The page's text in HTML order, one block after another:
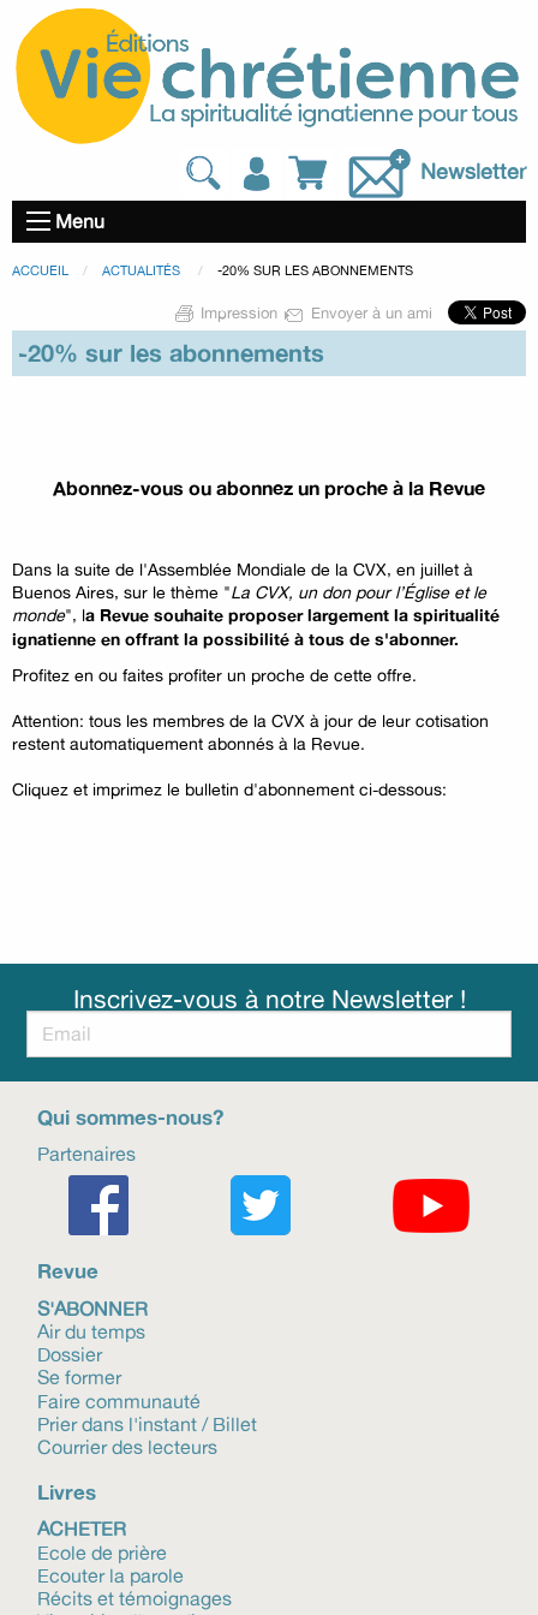
Newsletter
Menu
ACCUEIL ACTUALITÉS -20% SUR LES ABONNEMENTS
Impression Envoyer à un ami
-20% sur les abonnements
Abonnez-vous ou abonnez un proche à la Revue
Dans la suite de l'Assemblée Mondiale de la CVX, en juillet à
Buenos Aires, sur le thème "La CVX, un don pour l’Église et le
monde", la Revue souhaite proposer largement la spiritualité
ignatienne en offrant la possibilité à tous de s'abonner.
Profitez en ou faites profiter un proche de cette offre.
Attention: tous les membres de la CVX à jour de leur cotisation
restent automatiquement abonnés à la Revue.
Cliquez et imprimez le bulletin d'abonnement ci-dessous:
Inscrivez-vous à notre Newsletter !
Qui sommes-nous?
Partenaires
Revue
S'ABONNER
Air du temps
Dossier
Se former
Faire communauté
Prier dans l'instant / Billet
Courrier des lecteurs
Livres
ACHETER
Ecole de prière
Ecouter la parole
Récits et témoignages